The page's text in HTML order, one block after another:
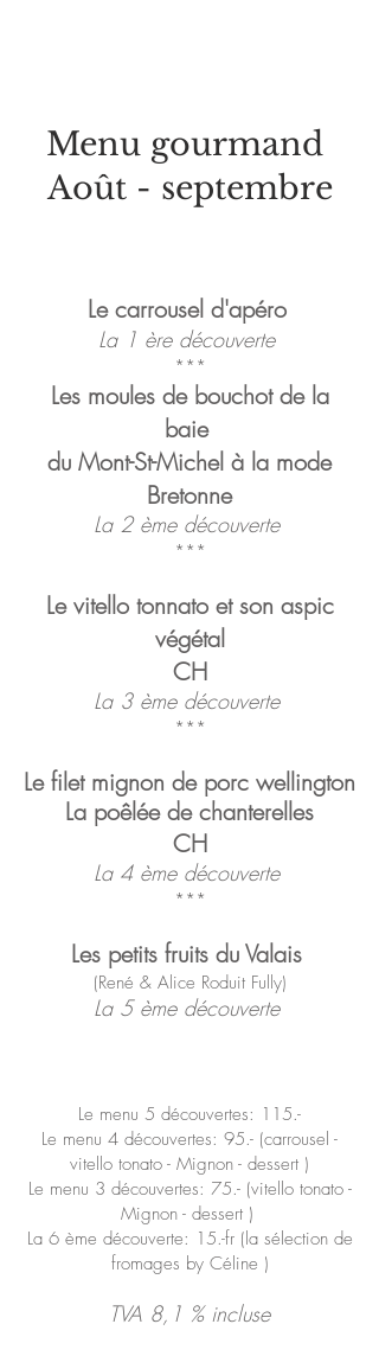
Menu gourmand
Août - septembre
Le carrousel d'apéro
La 1 ère découverte
***
Les moules de bouchot de la
baie
du Mont-St-Michel à la mode
Bretonne
La 2 ème découverte
***
Le vitello tonnato et son aspic
végétal
CH
La 3 ème découverte
***
Le filet mignon de porc wellington
La poêlée dechanterelles
CH
La 4 ème découverte
***
Les petits fruits du Valais
(René & Alice Roduit Fully)
La 5 ème découverte
Le menu 5 découvertes: 115.-
Le menu 4 découvertes: 95.- (carrousel -
vitello tonato - Mignon - dessert )
Le menu 3 découvertes: 75.- (vitello tonato -
Mignon - dessert )
La 6 ème découverte: 15.-fr (la sélection de
fromages by Céline )
TVA 8,1 % incluse